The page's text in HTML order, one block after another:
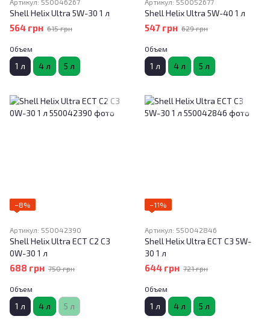
Shell Helix Ultra 5W-30 1 л
564 грн 615 грн
Объем
1 л 4 л 5 л
Shell Helix Ultra 5W-40 1 л
547 грн 629 грн
Объем
1 л 4 л 5 л
−8%
Артикул: 550042390
Shell Helix Ultra ECT C2 C3
0W-30 1 л
688 грн 750 грн
Объем
1 л 4 л 5 л
−11%
Артикул: 550042846
Shell Helix Ultra ECT C3 5W-
30 1 л
644 грн 721 грн
Объем
1 л 4 л 5 л